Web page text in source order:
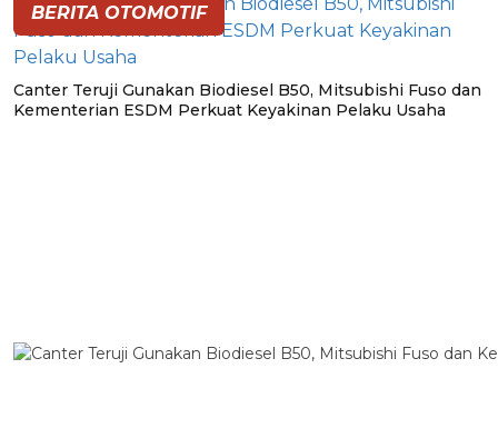
BERITA OTOMOTIF
Canter Teruji Gunakan Biodiesel B50, Mitsubishi Fuso dan
Kementerian ESDM Perkuat Keyakinan Pelaku Usaha